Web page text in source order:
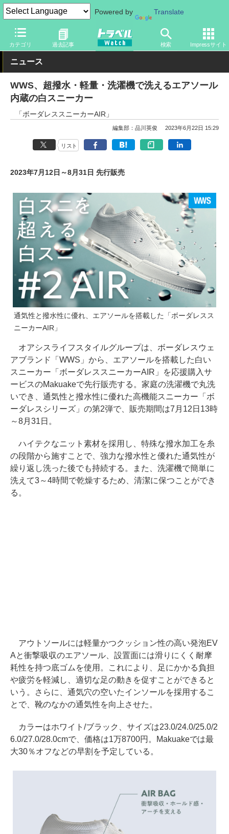
Powered by Translate
カテゴリ 過去記事 検索 Impressサイト
トラベル Watch 旅のアイテム 旅行グッズ 靴
ニュース
WWS、超撥水・軽量・洗濯機で洗えるエアソール
内蔵の白スニーカー
「ボーダレススニーカーAIR」
編集部：品川英俊 2023年6月22日 15:29
リスト
2023年7月12日～8月31日 先行販売
通気性と撥水性に優れ、エアソールを搭載した「ボーダレスス
ニーカーAIR」
オアシスライフスタイルグループは、ボーダレスウェ
アブランド「WWS」から、エアソールを搭載した白い
スニーカー「ボーダレススニーカーAIR」を応援購入サ
ービスのMakuakeで先行販売する。家庭の洗濯機で丸洗
いでき、通気性と撥水性に優れた高機能スニーカー「ボ
ーダレスシリーズ」の第2弾で、販売期間は7月12日13時
～8月31日。
ハイテクなニット素材を採用し、特殊な撥水加工を糸
の段階から施すことで、強力な撥水性と優れた通気性が
繰り返し洗った後でも持続する。また、洗濯機で簡単に
洗えて3～4時間で乾燥するため、清潔に保つことができ
る。
アウトソールには軽量かつクッション性の高い発泡EV
Aと衝撃吸収のエアソール、設置面には滑りにくく耐摩
耗性を持つ底ゴムを使用。これにより、足にかかる負担
や疲労を軽減し、適切な足の動きを促すことができると
いう。さらに、通気穴の空いたインソールを採用するこ
とで、靴のなかの通気性を向上させた。
カラーはホワイト/ブラック、サイズは23.0/24.0/25.0/2
6.0/27.0/28.0cmで、価格は1万8700円。Makuakeでは最
大30％オフなどの早割を予定している。